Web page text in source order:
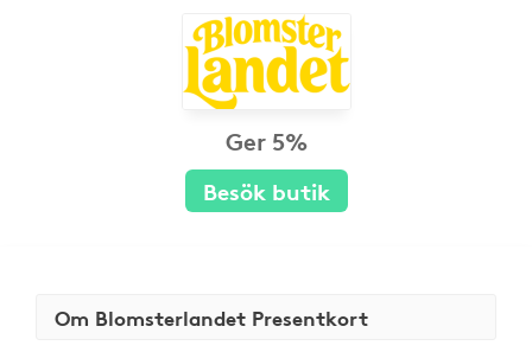
Ger 5%
Besök butik
Om Blomsterlandet Presentkort